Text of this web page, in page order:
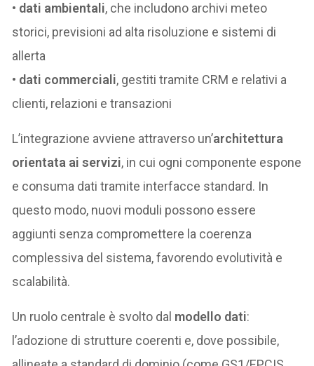
• dati ambientali, che includono archivi meteo
storici, previsioni ad alta risoluzione e sistemi di
allerta
• dati commerciali, gestiti tramite CRM e relativi a
clienti, relazioni e transazioni
L’integrazione avviene attraverso un’architettura
orientata ai servizi, in cui ogni componente espone
e consuma dati tramite interfacce standard. In
questo modo, nuovi moduli possono essere
aggiunti senza compromettere la coerenza
complessiva del sistema, favorendo evolutività e
scalabilità.
Un ruolo centrale è svolto dal modello dati:
l’adozione di strutture coerenti e, dove possibile,